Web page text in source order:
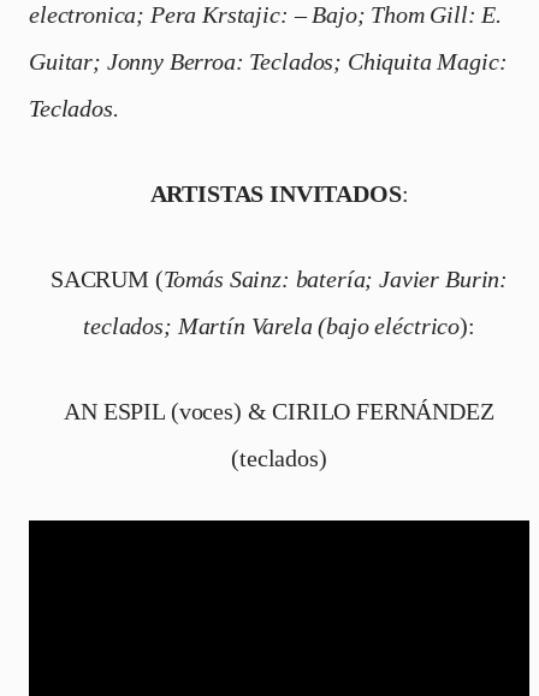
electronica; Pera Krstajic: – Bajo; Thom Gill: E.
Guitar; Jonny Berroa: Teclados; Chiquita Magic:
Teclados.
ARTISTAS INVITADOS:
SACRUM (Tomás Sainz: batería; Javier Burin:
teclados; Martín Varela (bajo eléctrico):
AN ESPIL (voces) & CIRILO FERNÁNDEZ
(teclados)